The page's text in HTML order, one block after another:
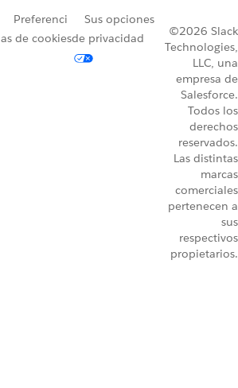
Preferenci
as de cookies
Sus opciones
de privacidad
©2026 Slack
Technologies,
LLC, una
empresa de
Salesforce.
Todos los
derechos
reservados.
Las distintas
marcas
comerciales
pertenecen a
sus
respectivos
propietarios.